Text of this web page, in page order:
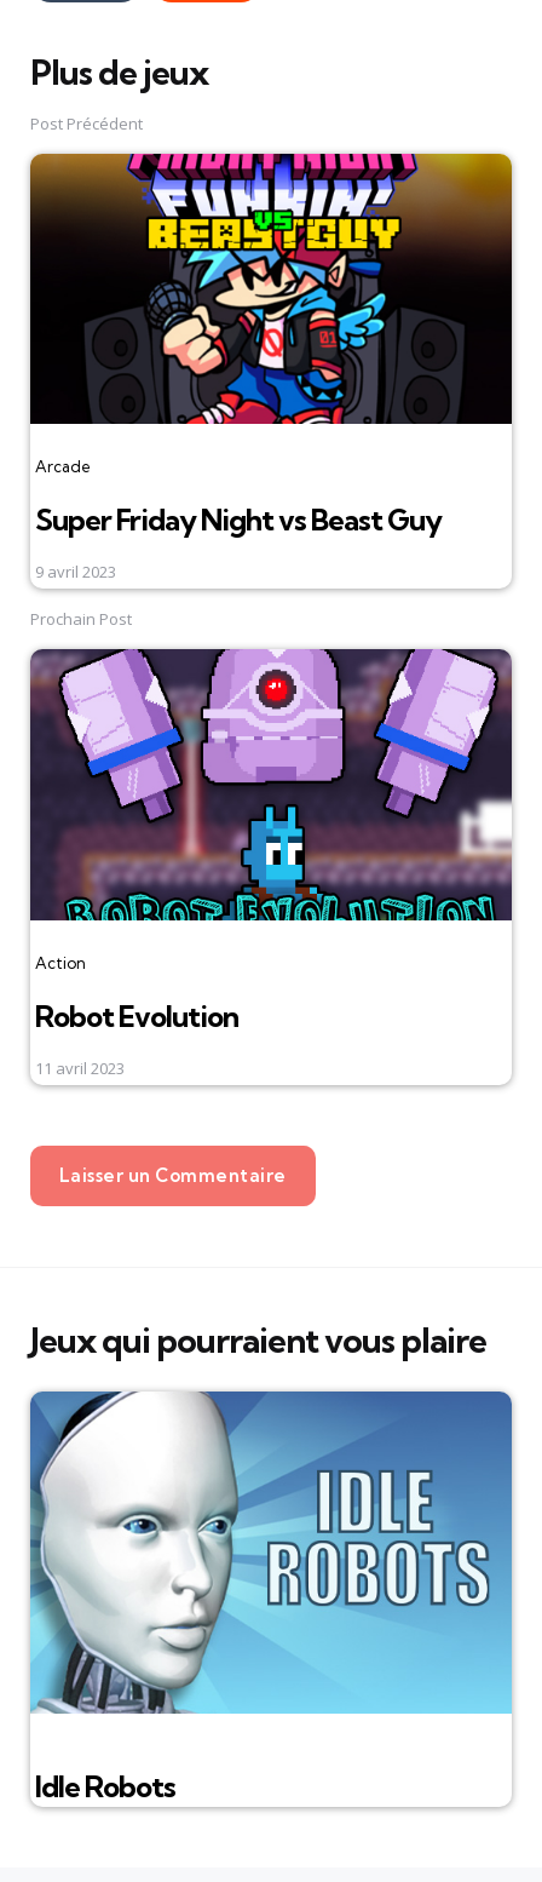
Plus de jeux
Post
navigation
Post Précédent
Arcade
Super Friday Night vs Beast Guy
9 avril 2023
Prochain Post
Action
Robot Evolution
11 avril 2023
Laisser un Commentaire
Jeux qui pourraient vous plaire
Idle Robots